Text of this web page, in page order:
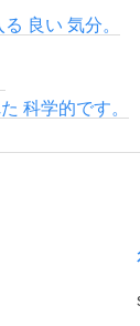
良い 気分。
科学的です。